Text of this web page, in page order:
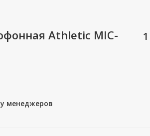
Athletic MIC-
менеджеров